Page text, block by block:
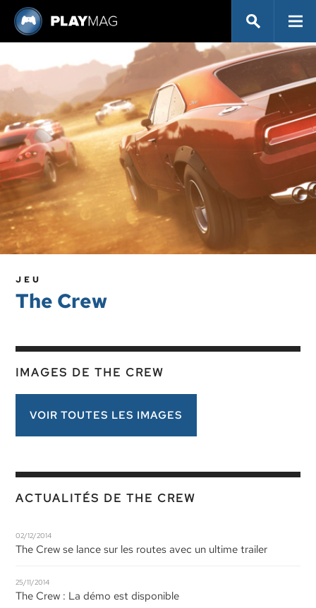
JEU
The Crew
IMAGES DE THE CREW
VOIR TOUTES LES IMAGES
ACTUALITÉS DE THE CREW
02/12/2014
The Crew se lance sur les routes avec un ultime trailer
25/11/2014
The Crew : La démo est disponible